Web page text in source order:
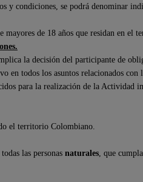
y condiciones, se podrá denominar
mayores de 18 años que residan en el
la decisión del participante de
en todos los asuntos relacionados
para la realización de la
el territorio Colombiano.
las personas naturales , que